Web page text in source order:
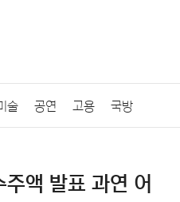
술 공연 고용 국방
식 암호화폐 블록체인
액 발표 과연 어